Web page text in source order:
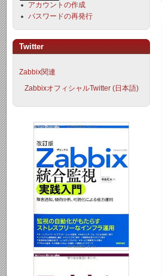
アカウントの作成
パスワードの再発行
Twitter
Zabbix関連
ZabbixオフィシャルTwitter (日本語)